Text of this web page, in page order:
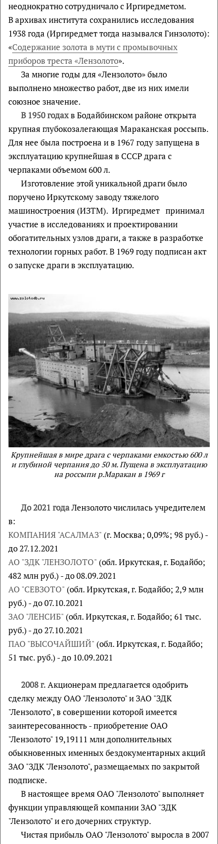
неоднократно сотрудничало с Иргиредметом.
В архивах института сохранились исследования
1938 года (Иргиредмет тогда назывался Гинзолото):
«Содержание золота в мути с промывочных
приборов треста «Лензолото».
За многие годы для «Лензолото» было
выполнено множество работ, две из них имели
союзное значение.
В 1950 годахв Бодайбинском районе открыта
крупная глубокозалегающая Мараканская россыпь.
Для нее была построена и в 1967 году запущена в
эксплуатацию крупнейшая в СССР драга с
черпаками объемом 600 л.
Изготовление этой уникальной драги было
поручено Иркутскому заводу тяжелого
машиностроения (ИЗТМ). Иргиредмет принимал
участие в исследованиях и проектировании
обогатительных узлов драги, а также в разработке
технологии горных работ. В 1969 году подписан акт
о запуске драги в эксплуатацию.
Крупнейшая в мире драга с черпаками емкостью 600 л
и глубиной черпания до 50 м. Пущена в эксплуатацию
на россыпи р.Маракан в 1969 г
До 2021 годаЛензолото числилась учредителем
в:
КОМПАНИЯ "АСАЛМАЗ" (г. Москва; 0,09%; 98 руб.) -
до 27.12.2021
АО "ЗДК "ЛЕНЗОЛОТО" (обл. Иркутская, г. Бодайбо;
482 млн руб.) - до 08.09.2021
АО "СЕВЗОТО" (обл. Иркутская, г. Бодайбо; 2,9 млн
руб.) - до 07.10.2021
ЗАО "ЛЕНСИБ" (обл. Иркутская, г. Бодайбо; 61 тыс.
руб.) - до 27.10.2021
ПАО "ВЫСОЧАЙШИЙ" (обл. Иркутская, г. Бодайбо;
51 тыс. руб.) - до 10.09.2021
2008 г.Акционерам предлагается одобрить
сделку между ОАО "Лензолото" и ЗАО "ЗДК
"Лензолото", в совершении которой имеется
заинтересованность - приобретение ОАО
"Лензолото" 19,19111 млн дополнительных
обыкновенных именных бездокументарных акций
ЗАО "ЗДК "Лензолото", размещаемых по закрытой
подписке.
В настоящее время ОАО "Лензолото" выполняет
функции управляющей компании ЗАО "ЗДК
"Лензолото" и его дочерних структур.
Чистая прибыль ОАО "Лензолото" выросла в 2007